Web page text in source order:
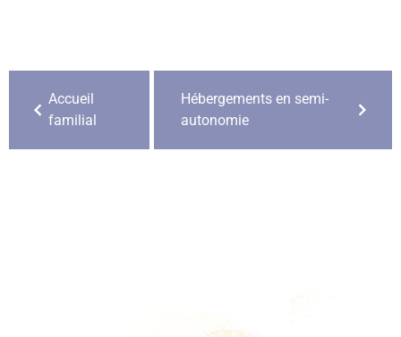
Accueil
familial
Hébergements en semi-
autonomie